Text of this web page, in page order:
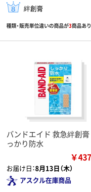
絆創膏
種類・販売単位違いの商品が3商品あ
バンドエイド 救急絆創膏
っかり防水
￥437
お届け日：8月13日（木）
アスクル在庫商品